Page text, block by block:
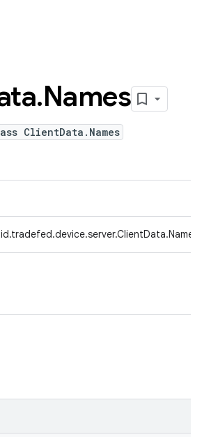
.Names
ClientData.Names